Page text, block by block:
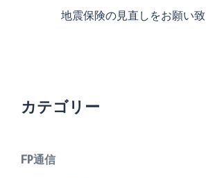
地震保険の見直しをお願い
カテゴリー
FP通信